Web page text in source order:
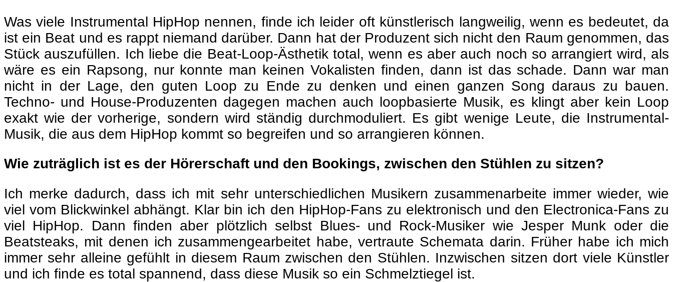
Was viele Instrumental HipHop nennen, finde ich leider oft künstlerisch langweilig, wenn es bedeutet, da
ist ein Beat und es rappt niemand darüber. Dann hat der Produzent sich nicht den Raum genommen, das
Stück auszufüllen. Ich liebe die Beat-Loop-Ästhetik total, wenn es aber auch noch so arrangiert wird, als
wäre es ein Rapsong, nur konnte man keinen Vokalisten finden, dann ist das schade. Dann war man
nicht in der Lage, den guten Loop zu Ende zu denken und einen ganzen Song daraus zu bauen.
Techno- und House-Produzenten dagegen machen auch loopbasierte Musik, es klingt aber kein Loop
exakt wie der vorherige, sondern wird ständig durchmoduliert. Es gibt wenige Leute, die Instrumental-
Musik, die aus dem HipHop kommt so begreifen und so arrangieren können.
Wie zuträglich ist es der Hörerschaft und den Bookings, zwischen den Stühlen zu sitzen?
Ich merke dadurch, dass ich mit sehr unterschiedlichen Musikern zusammenarbeite immer wieder, wie
viel vom Blickwinkel abhängt. Klar bin ich den HipHop-Fans zu elektronisch und den Electronica-Fans zu
viel HipHop. Dann finden aber plötzlich selbst Blues- und Rock-Musiker wie Jesper Munk oder die
Beatsteaks, mit denen ich zusammengearbeitet habe, vertraute Schemata darin. Früher habe ich mich
immer sehr alleine gefühlt in diesem Raum zwischen den Stühlen. Inzwischen sitzen dort viele Künstler
und ich finde es total spannend, dass diese Musik so ein Schmelztiegel ist.